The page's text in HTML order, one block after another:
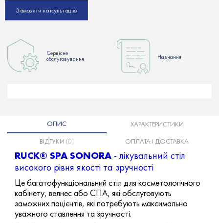
Замовити консультацію
Сервісне
обслуговування
Hавчання
ОПИС ХАРАКТЕРИСТИКИ
ВІДГУКИ (0) ОПЛАТА І ДОСТАВКА
RUCK® SPA SONORA - лікувальний стіл
високого рівня якості та зручності
Це багатофункціональний стіл для косметологічного
кабінету, велнес або СПА, які обслуговують
заможних пацієнтів, які потребують максимально
уважного ставлення та зручності.